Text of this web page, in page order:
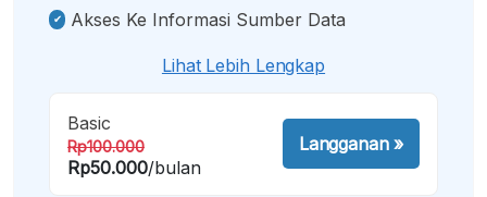
Akses Ke Informasi Sumber Data
Lihat Lebih Lengkap
Basic
Rp100.000
Rp50.000/bulan
Langganan»